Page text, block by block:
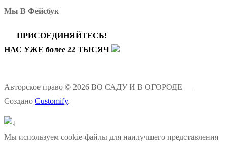
Мы В Фейсбук
ПРИСОЕДИНЯЙТЕСЬ!
НАС УЖЕ более 22 ТЫСЯЧ
Авторское право © 2026 ВО САДУ И В ОГОРОДЕ —
Создано Customify.
Мы используем cookie-файлы для наилучшего представления